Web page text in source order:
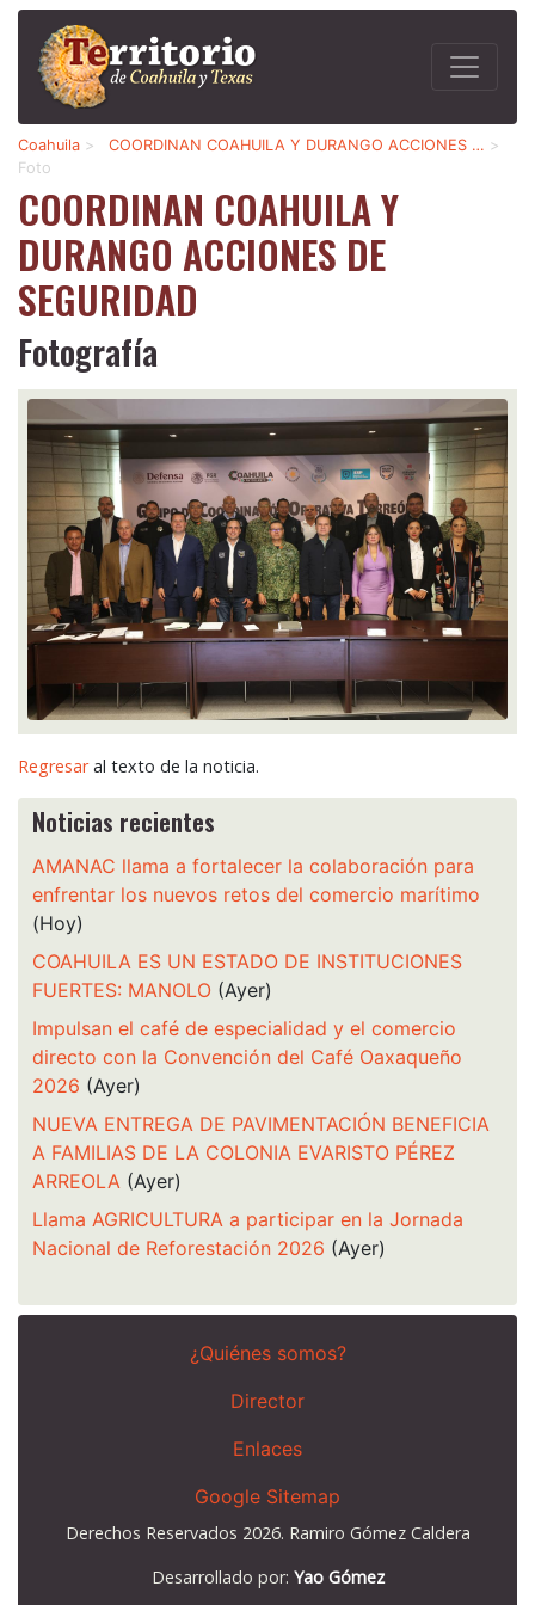
Coahuila > COORDINAN COAHUILA Y DURANGO ACCIONES … >
Foto
COORDINAN COAHUILA Y
DURANGO ACCIONES DE
SEGURIDAD
Fotografía
Regresaral texto de la noticia.
Noticias recientes
AMANAC llama a fortalecer la colaboración para
enfrentar los nuevos retos del comercio marítimo
(Hoy)
COAHUILA ES UN ESTADO DE INSTITUCIONES
FUERTES: MANOLO (Ayer)
Impulsan el café de especialidad y el comercio
directo con la Convención del Café Oaxaqueño
2026 (Ayer)
NUEVA ENTREGA DE PAVIMENTACIÓN BENEFICIA
A FAMILIAS DE LA COLONIA EVARISTO PÉREZ
ARREOLA (Ayer)
Llama AGRICULTURA a participar en la Jornada
Nacional de Reforestación 2026 (Ayer)
¿Quiénes somos?
Director
Enlaces
Google Sitemap
Derechos Reservados 2026. Ramiro Gómez Caldera
Desarrollado por: Yao Gómez